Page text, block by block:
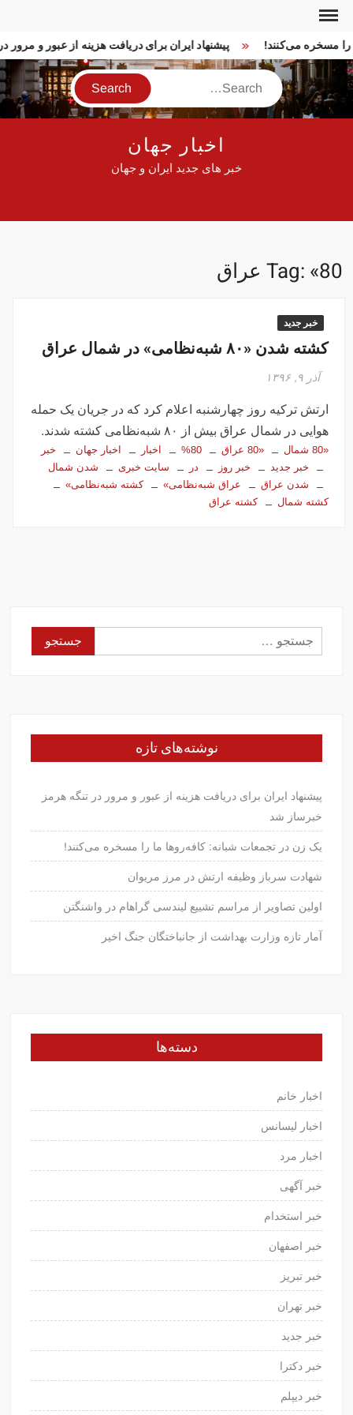
Skip
content
پیشنهاد ایران برای دریافت هزینه از عبور و را مسخره می‌کنند!
Search
اخبار جهان
خبر های جدید ایران و جهان
Tag: «80 عراق
خبر جدید
کشته شدن «۸۰ شبه‌نظامی» در شمال عراق
آذر ۹, ۱۳۹۶
ارتش ترکیه روز چهارشنبه اعلام کرد که در جریان یک حمله
هوایی در شمال عراق بیش از ۸۰ شبه‌نظامی کشته شدند.
«80 شمال «80 عراق 80% اخبار اخبار جهان
خبر
خبر جدید
خبر روز در سایت خبری
شدن شمال
شدن عراق
عراق شبه‌نظامی»
کشته شبه‌نظامی»
کشته شمال
کشته عراق
جستجو
برای:
نوشته‌های تازه
پیشنهاد ایران برای دریافت هزینه از عبور و مرور در تنگه هرمز
خبرساز شد
یک زن در تجمعات شبانه: کافه‌روها ما را مسخره می‌کنند!
شهادت سرباز وظیفه ارتش در مرز مریوان
اولین تصاویر از مراسم تشییع لیندسی گراهام در واشنگتن
آمار تازه وزارت بهداشت از جانباختگان جنگ اخیر
دسته‌ها
اخبار خانم
اخبار لیسانس
اخبار مرد
خبر آگهی
خبر استخدام
خبر اصفهان
خبر تبریز
خبر تهران
خبر جدید
خبر دکترا
خبر دیپلم